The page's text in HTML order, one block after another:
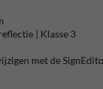
| Klasse 3
met de